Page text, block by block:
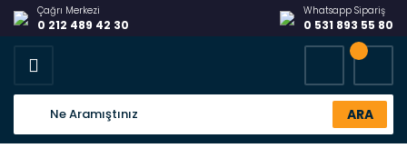
Çağrı Merkezi
0 212 489 42 30
Whatsapp Sipariş
0 531 893 55 80
ARA